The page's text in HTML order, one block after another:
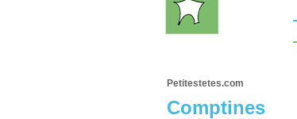
Petitestetes.com
Comptines